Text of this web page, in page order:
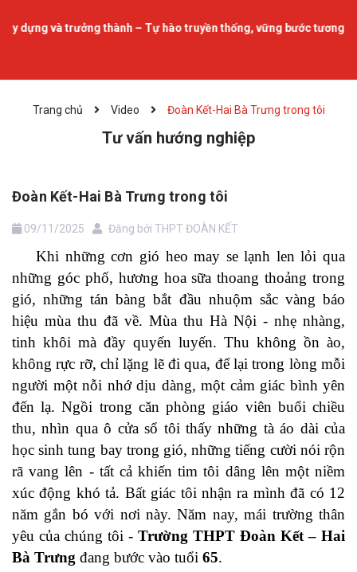
và trưởng thành – Tự hào truyền thống, vững bước tương lai.
Trang chủ Video Đoàn Kết-Hai Bà Trưng trong tôi
Tư vấn hướng nghiệp
Đoàn Kết-Hai Bà Trưng trong tôi
09/11/2025 Đăng bởi THPT ĐOÀN KẾT
Khi những cơn gió heo may se lạnh len lỏi qua
những góc phố, hương hoa sữa thoang thoảng trong
gió, những tán bàng bắt đầu nhuộm sắc vàng báo
hiệu mùa thu đã về. Mùa thu Hà Nội - nhẹ nhàng,
tinh khôi mà đầy quyến luyến. Thu không ồn ào,
không rực rỡ, chỉ lặng lẽ đi qua, để lại trong lòng mỗi
người một nỗi nhớ dịu dàng, một cảm giác bình yên
đến lạ. Ngồi trong căn phòng giáo viên buổi chiều
thu, nhìn qua ô cửa sổ tôi thấy những tà áo dài của
học sinh tung bay trong gió, những tiếng cười nói rộn
rã vang lên - tất cả khiến tim tôi dâng lên một niềm
xúc động khó tả. Bất giác tôi nhận ra mình đã có 12
năm gắn bó với nơi này. Năm nay, mái trường thân
yêu của chúng tôi - Trường THPT Đoàn Kết – Hai
Bà Trưng đang bước vào tuổi 65.